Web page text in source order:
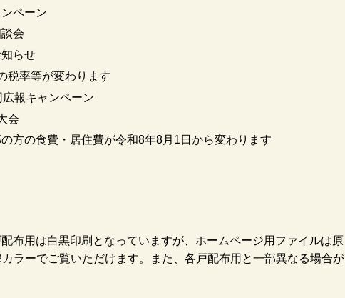
ペーン
会
らせ
税率等が変わります
報キャンペーン
会
方の食費・居住費が令和8年8月1日から変わります
布用は白黒印刷となっていますが、ホームページ用ファイルは原
ラーでご覧いただけます。また、各戸配布用と一部異なる場合が